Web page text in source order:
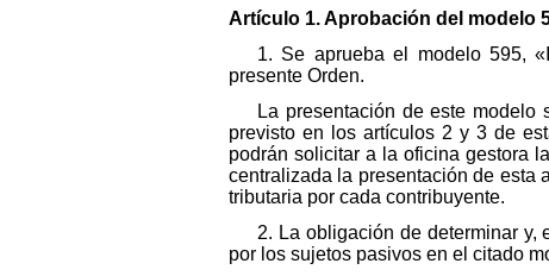
Artículo 1. Aprobación del modelo
1. Se aprueba el modelo 595,
presente Orden.
La presentación de este
previsto en los artículos 2 y 3 de
podrán solicitar a la oficina gestora
centralizada la presentación de esta
tributaria por cada contribuyente.
2. La obligación de determinar y,
por los sujetos pasivos en el citado